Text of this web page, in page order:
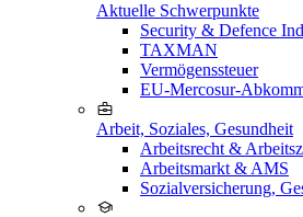
Aktuelle Schwerpunkte
Security & Defence
TAXMAN
Vermögenssteuer
EU-Mercosur-
Arbeit, Soziales, Gesundheit
Arbeitsrecht &
Arbeitsmarkt & AMS
Sozialversicherung,